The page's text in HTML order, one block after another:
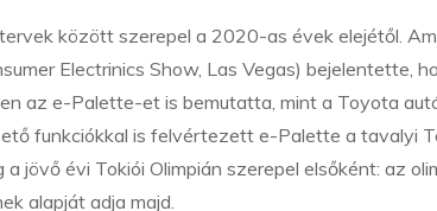
között szerepel a 2020-as évek elejétől.
Electrinics Show, Las Vegas) bejelentette,
az e-Palette-et is bemutatta, mint a Toyota
funkciókkal is felvértezett e-Palette a tavalyi
jövő évi Tokiói Olimpián szerepel elsőként: az
alapját adja majd.